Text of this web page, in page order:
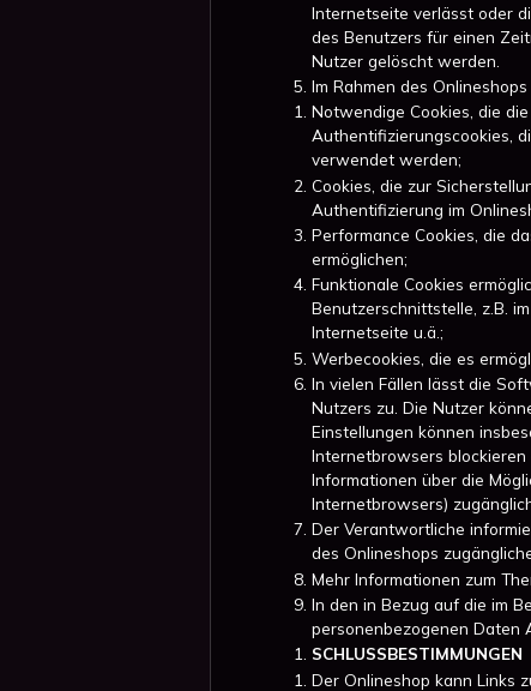
Internetseite verlässt oder
des Benutzers für einen
Nutzer gelöscht werden.
Im Rahmen des
Notwendige Cookies, die
Authentifizierungscookies,
verwendet werden;
Cookies, die zur
Authentifizierung im
Performance Cookies, die
ermöglichen;
Funktionale Cookies
Benutzerschnittstelle, z.B.
Internetseite u.ä.;
Werbecookies, die es
In vielen Fällen lässt die
Nutzers zu. Die Nutzer
Einstellungen können
Internetbrowsers
Informationen über die
Internetbrowsers)
Der Verantwortliche
des Onlineshops
Mehr Informationen zum
In den in Bezug auf die im
personenbezogenen Daten
SCHLUSSBESTIMMUNGEN
Der Onlineshop kann Links